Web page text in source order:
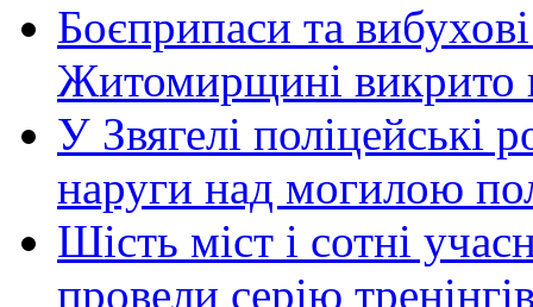
Боєприпаси та
Житомирщині викрито
У Звягелі поліцейські
наруги над могилою
Шість міст і сотні
провели серію